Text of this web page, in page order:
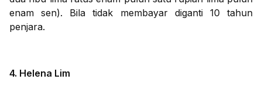
enam sen). Bila tidak membayar diganti 10 tahun
penjara.
4. Helena Lim